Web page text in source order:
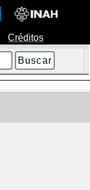
Créditos